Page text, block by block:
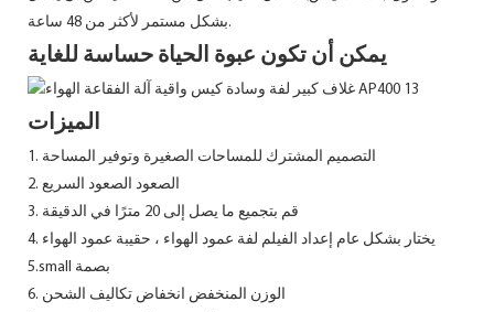
بشكل مستمر لأكثر من 48 ساعة.
يمكن أن تكون عبوة الحياة حساسة للغاية
الميزات
1. التصميم المشترك للمساحات الصغيرة وتوفير المساحة
3. قم بتجميع ما يصل إلى 20 مترًا في الدقيقة
4. يختار بشكل عام إعداد الفيلم لفة عمود الهواء ، حقيبة عمود الهواء
5.small بصمة